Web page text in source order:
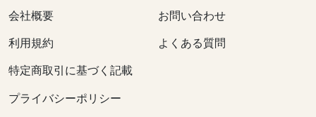
会社概要
利用規約
特定商取引に基づく記載
プライバシーポリシー
お問い合わせ
よくある質問